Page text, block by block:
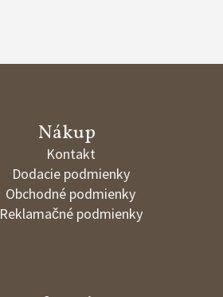
Nákup
Kontakt
Dodacie podmienky
Obchodné podmienky
Reklamačné podmienky